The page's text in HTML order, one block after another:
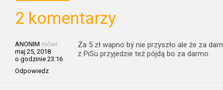
2 komentarzy
ANONIM mówi:
maj 25, 2018
o godzinie 23:16
Odpowiedz
Za 5 zł wapno by nie przyszło ale że za
z PiSu przyjedzie też pójdą bo za darmo